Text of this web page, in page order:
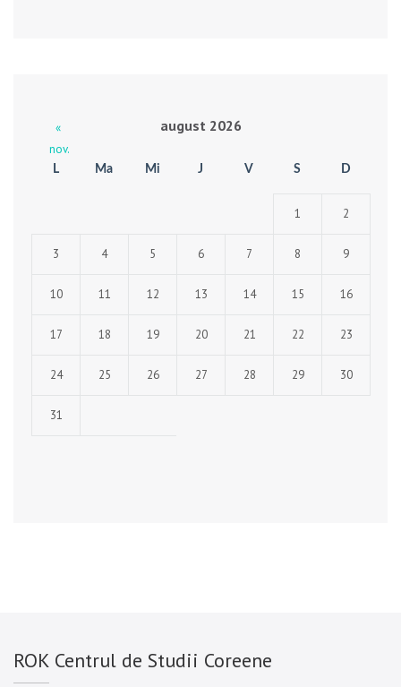
august 2026
L Ma Mi J V S D
«
nov.
1 2
3 4 5 6 7 8 9
10 11 12 13 14 15 16
17 18 19 20 21 22 23
24 25 26 27 28 29 30
31
ROK Centrul de Studii Coreene